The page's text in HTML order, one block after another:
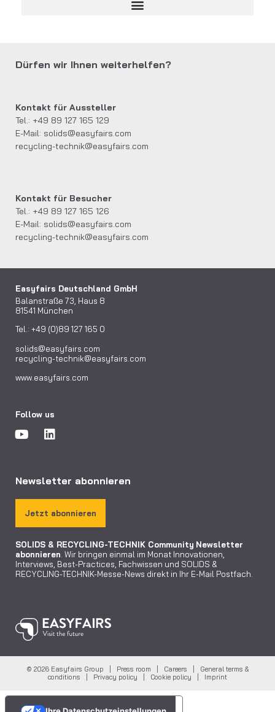
Dürfen wir Ihnen weiterhelfen?
Kontakt für Aussteller
Tel.: +49 89 127 165 129
E-Mail: solids@easyfairs.com
recycling-technik@easyfairs.com
Kontakt für Besucher
Tel.: +49 89 127 165 126
E-Mail: solids@easyfairs.com
recycling-technik@easyfairs.com
Easyfairs Deutschland GmbH
Balanstraße 73, Haus 8
81541 München
Tel.: +49 (0)89 127 165 0
solids@easyfairs.com
recycling-technik@easyfairs.com
www.easyfairs.com
Follow us
Newsletter abonnieren
Jetzt abonnieren
SOLIDS & RECYCLING-TECHNIK Community Newsletter
abonnieren . Wir bringen einmal im Monat Innovationen,
Interviews, Best-Practices, Fachwissen und SOLIDS &
RECYCLING-TECHNIK-Messe-News direkt in Ihr E-Mail Postfach.
© 2026 Easyfairs Group | Press room Careers
General terms &
conditions
Privacy policy Cookie policy Imprint